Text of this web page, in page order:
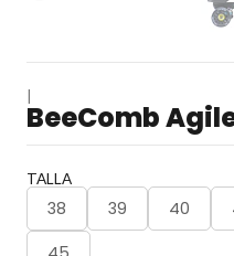
BeeComb
TALLA
38 39 40